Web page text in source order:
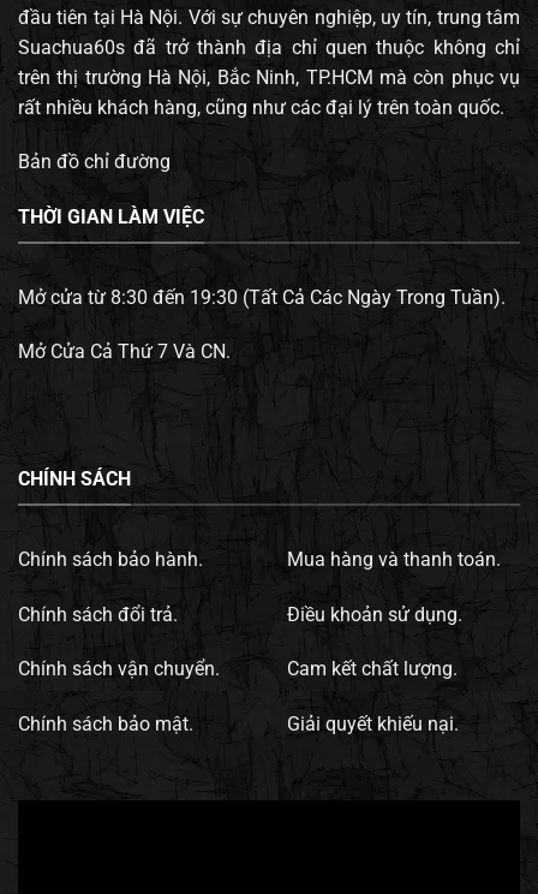
đầu tiên tại Hà Nội. Với sự chuyên nghiệp, uy tín, trung tâm
Suachua60s đã trở thành địa chỉ quen thuộc không chỉ
trên thị trường Hà Nội, Bắc Ninh, TP.HCM mà còn phục vụ
rất nhiều khách hàng, cũng như các đại lý trên toàn quốc.
Bản đồ chỉ đường
THỜI GIAN LÀM VIỆC
Mở cửa từ 8:30 đến 19:30 (Tất Cả Các Ngày Trong Tuần).
Mở Cửa Cả Thứ 7 Và CN.
CHÍNH SÁCH
Chính sách bảo hành.
Chính sách đổi trả.
Chính sách vận chuyển.
Chính sách bảo mật.
Mua hàng và thanh toán.
Điều khoản sử dụng.
Cam kết chất lượng.
Giải quyết khiếu nại.